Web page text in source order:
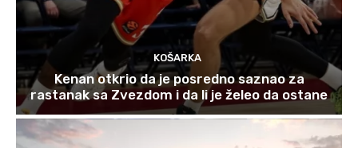
KOŠARKA
Kenan otkrio da je posredno saznao za
rastanak sa Zvezdom i da li je želeo da ostane